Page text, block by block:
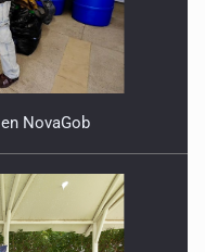
NovaGob